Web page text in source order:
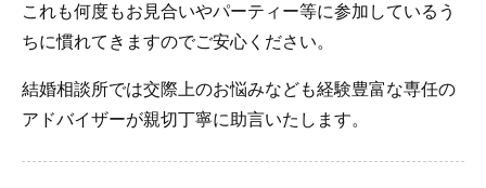
これも何度もお見合いやパーティー等に参加しているう
ちに慣れてきますのでご安心ください。
結婚相談所では交際上のお悩みなども経験豊富な専任の
アドバイザーが親切丁寧に助言いたします。